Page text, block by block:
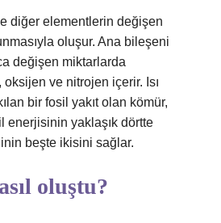
diğer elementlerin değişen
oluşur. Ana bileşeni
değişen miktarlarda
oksijen ve nitrojen içerir. Isı
bir fosil yakıt olan kömür,
enerjisinin yaklaşık dörtte
beşte ikisini sağlar.
oluştu?